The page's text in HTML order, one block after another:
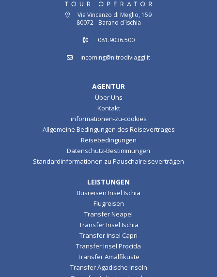
Via Vincenzo di Meglio, 159
80072 - Barano d`Ischia
081.9036.500
incoming@nitrodiviaggi.it
AGENTUR
Über Uns
Kontakt
informationen-zu-cookies
Allgemeine Bedingungen des Reisevertrages
Reisebedingungen
Datenschutz-Bestimmungen
Standardinformationen zu Pauschalreiseverträgen
LEISTUNGEN
Busreisen Insel Ischia
Flugreisen
Transfer Neapel
Transfer Insel Ischia
Transfer Insel Capri
Transfer Insel Procida
Transfer Amalfiküste
Transfer Ägadische Inseln